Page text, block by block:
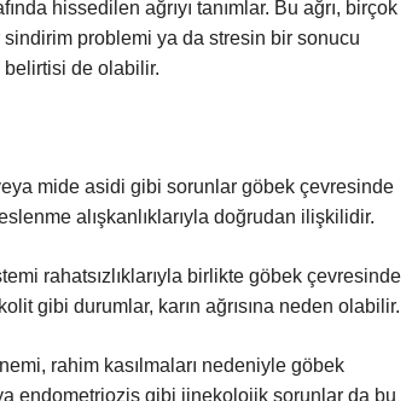
hissedilen ağrıyı tanımlar. Bu ağrı, birçok
sindirim problemi ya da stresin bir sonucu
belirtisi de olabilir.
mide asidi gibi sorunlar göbek çevresinde
alışkanlıklarıyla doğrudan ilişkilidir.
rahatsızlıklarıyla birlikte göbek çevresinde
gibi durumlar, karın ağrısına neden olabilir.
rahim kasılmaları nedeniyle göbek
endometriozis gibi jinekolojik sorunlar da bu